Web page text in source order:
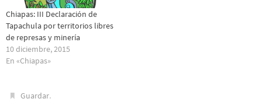
Chiapas: III Declaración de
Tapachula por territorios libres
de represas y minería
10 diciembre, 2015
En «Chiapas»
Guardar.